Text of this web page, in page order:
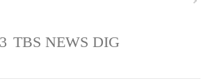
TBS NEWS DIG